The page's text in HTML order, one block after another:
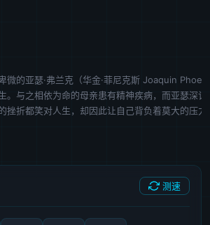
微的亚瑟·弗兰克（华金·菲尼克斯 Joaquin
。与之相依为命的母亲患有精神疾病，而亚瑟深记
挫折都笑对人生，却因此让自己背负着莫大的压力
脱口秀演员，怎奈生活一次次将失望狠狠地砸在他
丑在无法自已的癫狂笑声中大开杀戒…… 本片荣
。
测速